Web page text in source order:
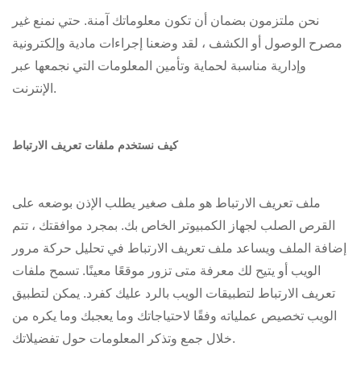
نحن ملتزمون بضمان أن تكون معلوماتك آمنة. حتي نمنع غير
مصرح الوصول أو الكشف ، لقد وضعنا إجراءات مادية وإلكترونية
وإدارية مناسبة لحماية وتأمين المعلومات التي نجمعها عبر
الإنترنت.
كيف نستخدم ملفات تعريف الارتباط
ملف تعريف الارتباط هو ملف صغير يطلب الإذن بوضعه على
القرص الصلب لجهاز الكمبيوتر الخاص بك. بمجرد موافقتك ، تتم
إضافة الملف ويساعد ملف تعريف الارتباط في تحليل حركة مرور
الويب أو يتيح لك معرفة متى تزور موقعًا معينًا. تسمح ملفات
تعريف الارتباط لتطبيقات الويب بالرد عليك كفرد. يمكن لتطبيق
الويب تخصيص عملياته وفقًا لاحتياجاتك وما يعجبك وما يكره من
خلال جمع وتذكر المعلومات حول تفضيلاتك.